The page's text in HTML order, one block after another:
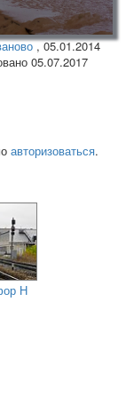
,05.01.2014
05.07.2017
авторизоваться.
Н